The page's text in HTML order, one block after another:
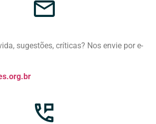
sugestões, críticas? Nos envie por e-